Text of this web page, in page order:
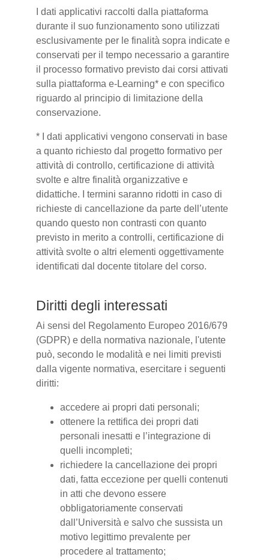
I dati applicativi raccolti dalla piattaforma
durante il suo funzionamento sono utilizzati
esclusivamente per le finalità sopra indicate e
conservati per il tempo necessario a garantire
il processo formativo previsto dai corsi attivati
sulla piattaforma e-Learning* e con specifico
riguardo al principio di limitazione della
conservazione.
* I dati applicativi vengono conservati in base
a quanto richiesto dal progetto formativo per
attività di controllo, certificazione di attività
svolte e altre finalità organizzative e
didattiche. I termini saranno ridotti in caso di
richieste di cancellazione da parte dell’utente
quando questo non contrasti con quanto
previsto in merito a controlli, certificazione di
attività svolte o altri elementi oggettivamente
identificati dal docente titolare del corso.
Diritti degli interessati
Ai sensi del Regolamento Europeo 2016/679
(GDPR) e della normativa nazionale, l'utente
può, secondo le modalità e nei limiti previsti
dalla vigente normativa, esercitare i seguenti
diritti:
accedere ai propri dati personali;
ottenere la rettifica dei propri dati
personali inesatti e l’integrazione di
quelli incompleti;
richiedere la cancellazione dei propri
dati, fatta eccezione per quelli contenuti
in atti che devono essere
obbligatoriamente conservati
dall’Università e salvo che sussista un
motivo legittimo prevalente per
procedere al trattamento;